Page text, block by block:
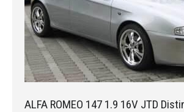
ALFA ROMEO 147 1.9 16V JTD